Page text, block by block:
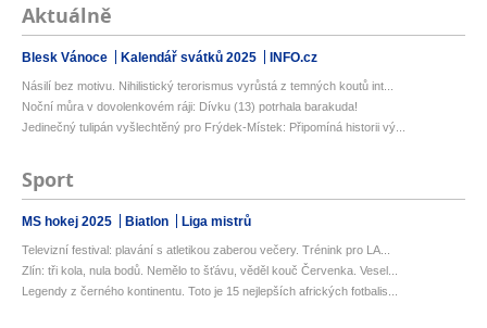
Aktuálně
Blesk Vánoce Kalendář svátků 2025 INFO.cz
Násilí bez motivu. Nihilistický terorismus vyrůstá z temných koutů int...
Noční můra v dovolenkovém ráji: Dívku (13) potrhala barakuda!
Jedinečný tulipán vyšlechtěný pro Frýdek-Místek: Připomíná historii vý...
Sport
MS hokej 2025 Biatlon Liga mistrů
Televizní festival: plavání s atletikou zaberou večery. Trénink pro LA...
Zlín: tři kola, nula bodů. Nemělo to šťávu, věděl kouč Červenka. Vesel...
Legendy z černého kontinentu. Toto je 15 nejlepších afrických fotbalis...